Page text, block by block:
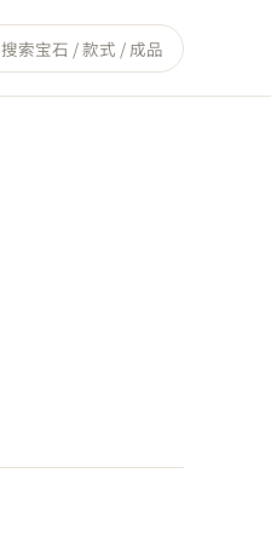
搜索宝石 / 款式 / 成品